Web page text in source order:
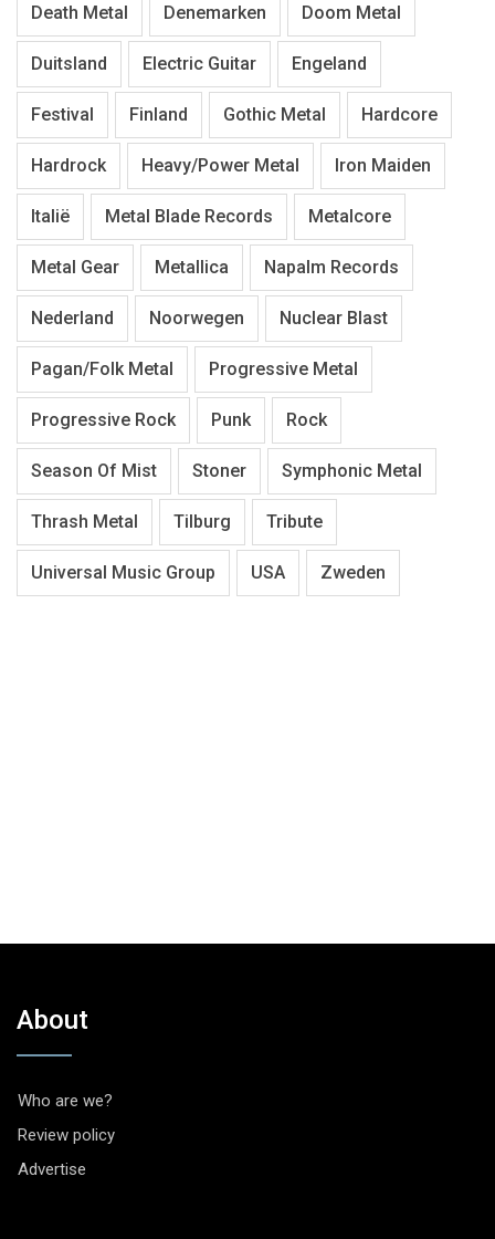
Death Metal Denemarken Doom Metal
Duitsland Electric Guitar Engeland
Festival Finland Gothic Metal Hardcore
Hardrock Heavy/Power Metal Iron Maiden
Italië Metal Blade Records Metalcore
Metal Gear Metallica Napalm Records
Nederland Noorwegen Nuclear Blast
Pagan/Folk Metal Progressive Metal
Progressive Rock Punk Rock
Season Of Mist Stoner Symphonic Metal
Thrash Metal Tilburg Tribute
Universal Music Group USA Zweden
About
Who are we?
Review policy
Advertise